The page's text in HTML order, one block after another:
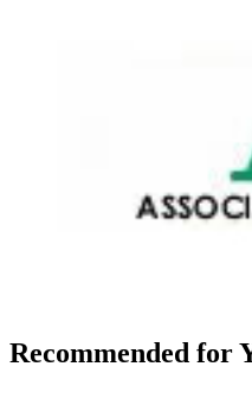
Recommended for